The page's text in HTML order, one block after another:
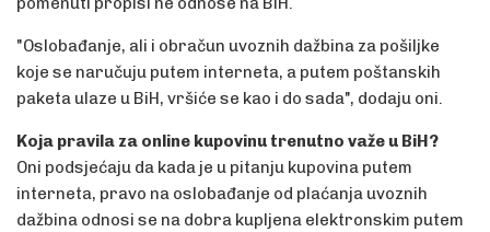
"Oslobađanje, ali i obračun uvoznih dažbina za pošiljke
koje se naručuju putem interneta, a putem poštanskih
paketa ulaze u BiH, vršiće se kao i do sada", dodaju oni.
Koja pravila za online kupovinu trenutno važe u BiH?
Oni podsjećaju da kada je u pitanju kupovina putem
interneta, pravo na oslobađanje od plaćanja uvoznih
dažbina odnosi se na dobra kupljena elektronskim putem